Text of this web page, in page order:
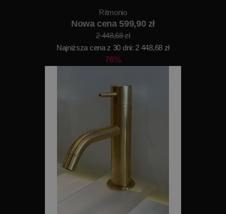
Ritmonio
Nowa cena 599,90 zł
2 448,68 zł
Najniższa cena z 30 dni: 2 448,68 zł
76%